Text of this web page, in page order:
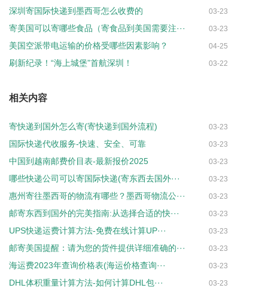
深圳寄国际快递到墨西哥怎么收费的 03-23
寄美国可以寄哪些食品（寄食品到美国需要注··· 03-23
美国空派带电运输的价格受哪些因素影响？ 04-25
刷新纪录！“海上城堡”首航深圳！ 03-22
相关内容
寄快递到国外怎么寄(寄快递到国外流程) 03-23
国际快递代收服务-快速、安全、可靠 03-23
中国到越南邮费价目表-最新报价2025 03-23
哪些快递公司可以寄国际快递(寄东西去国外··· 03-23
惠州寄往墨西哥的物流有哪些？墨西哥物流公··· 03-23
邮寄东西到国外的完美指南:从选择合适的快··· 03-23
UPS快递运费计算方法-免费在线计算UP··· 03-23
邮寄美国提醒：请为您的货件提供详细准确的··· 03-23
海运费2023年查询价格表(海运价格查询··· 03-23
DHL体积重量计算方法-如何计算DHL包··· 03-23